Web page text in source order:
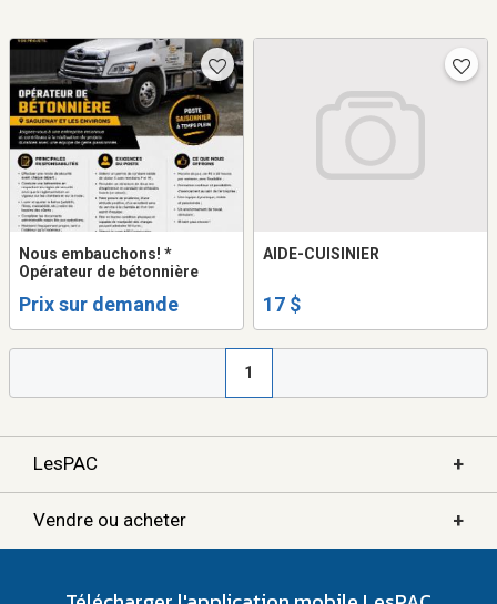
Nous embauchons! *
Opérateur de bétonnière
Prix sur demande
AIDE-CUISINIER
17 $
1
LesPAC +
Vendre ou acheter +